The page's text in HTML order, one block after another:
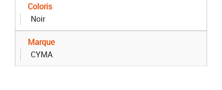
Coloris
Noir
Marque
CYMA